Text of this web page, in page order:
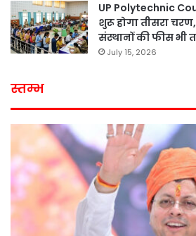
UP Polytechnic
शुरू होगा तीसरा
संस्थानों की फीस भी
July 15, 2026
स्तम्भ